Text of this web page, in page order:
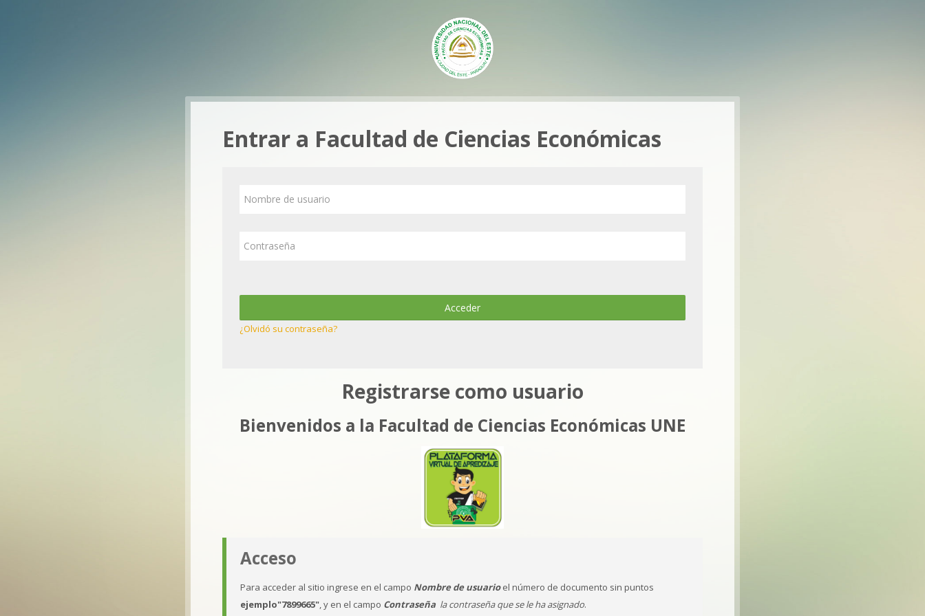
Entrar a Facultad de Ciencias Económicas
Acceder
¿Olvidó su contraseña?
Registrarse como usuario
Bienvenidos a la Facultad de Ciencias Económicas UNE
Acceso
Para acceder al sitio ingrese en el campo Nombre de usuarioel número de documento sin puntos
ejemplo"7899665", y en el campo Contraseña la contraseña que se le ha asignado.